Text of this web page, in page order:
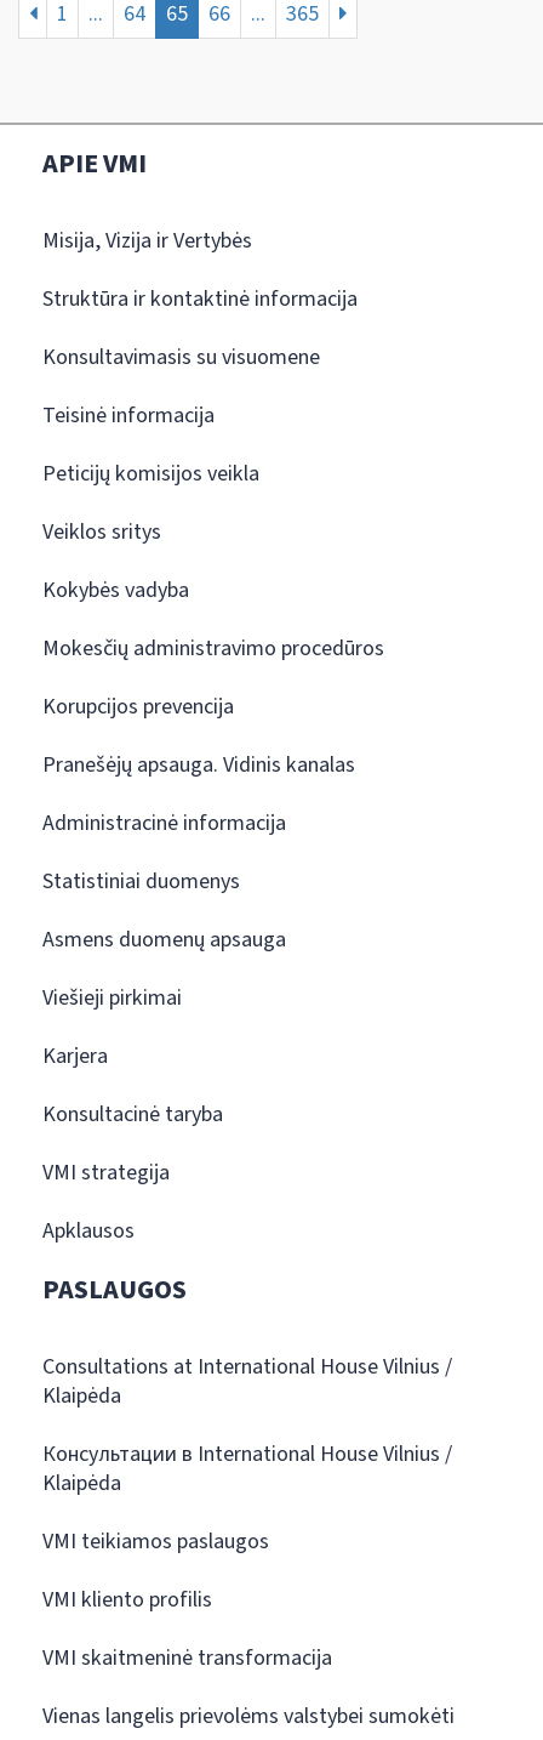
1 ... 64 65 66 ... 365
APIE VMI
Misija, Vizija ir Vertybės
Struktūra ir kontaktinė informacija
Konsultavimasis su visuomene
Teisinė informacija
Peticijų komisijos veikla
Veiklos sritys
Kokybės vadyba
Mokesčių administravimo procedūros
Korupcijos prevencija
Pranešėjų apsauga. Vidinis kanalas
Administracinė informacija
Statistiniai duomenys
Asmens duomenų apsauga
Viešieji pirkimai
Karjera
Konsultacinė taryba
VMI strategija
Apklausos
PASLAUGOS
Consultations at International House Vilnius /
Klaipėda
Консультации в International House Vilnius /
Klaipėda
VMI teikiamos paslaugos
VMI kliento profilis
VMI skaitmeninė transformacija
Vienas langelis prievolėms valstybei sumokėti